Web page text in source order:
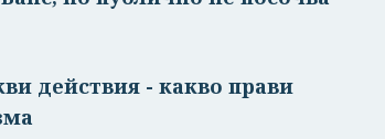
действия - какво прави